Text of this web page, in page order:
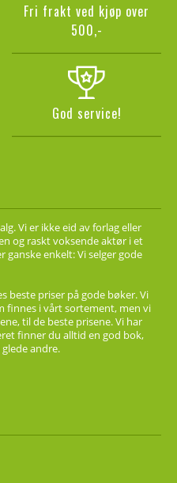
Fri frakt ved kjøp over
500,-
God service!
Vi er ikke eid av forlag eller
og raskt voksende aktør i et
enkelt: Vi selger gode
beste priser på gode bøker. Vi
finnes i vårt sortement, men vi
til de beste prisene. Vi har
finner du alltid en god bok,
andre.